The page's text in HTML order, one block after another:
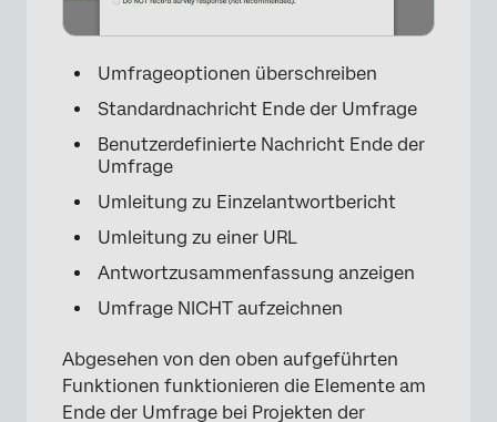
Umfrageoptionen überschreiben
Standardnachricht Ende der Umfrage
Benutzerdefinierte Nachricht Ende der
Umfrage
Umleitung zu Einzelantwortbericht
Umleitung zu einer URL
Antwortzusammenfassung anzeigen
Umfrage NICHT aufzeichnen
Abgesehen von den oben aufgeführten
Funktionen funktionieren die Elemente am
Ende der Umfrage bei Projekten der